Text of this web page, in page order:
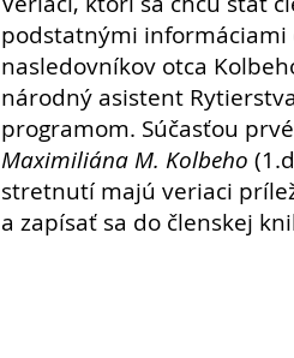
podstatnými
nasledovníkov otca
národný asistent
programom. Súčasťou
Maximiliána M. Kolbeho
stretnutí majú veriaci
a zapísať sa do členskej